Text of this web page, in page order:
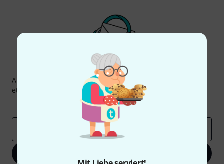
Thomann Newsletter
Abonniere den Thomann Newsletter und gewinne mit
etwas Glück einen von
50 Gutscheinenüber jeweils
Inspirierende Beiträge
Deals